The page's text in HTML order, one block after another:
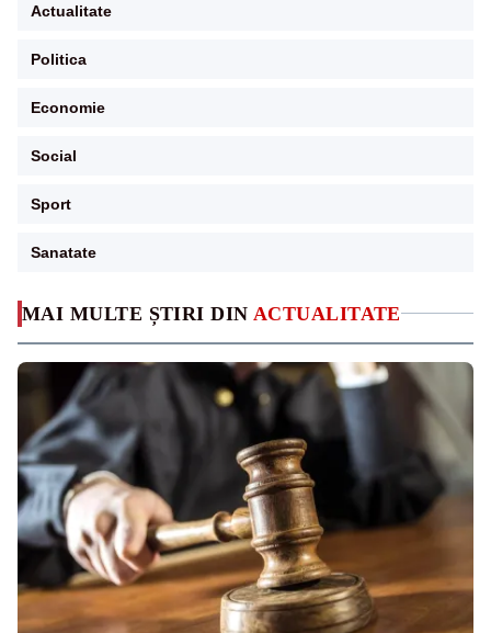
MAI MULTE ȘTIRI DIN ACTUALITATE
Actualitate
Politica
Economie
Social
Sport
Sanatate